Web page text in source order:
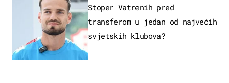
Stoper Vatrenih pred
transferom u jedan od najvećih
svjetskih klubova?